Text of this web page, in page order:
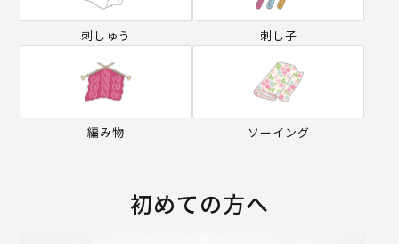
刺しゅう 刺し子
編み物 ソーイング
初めての方へ